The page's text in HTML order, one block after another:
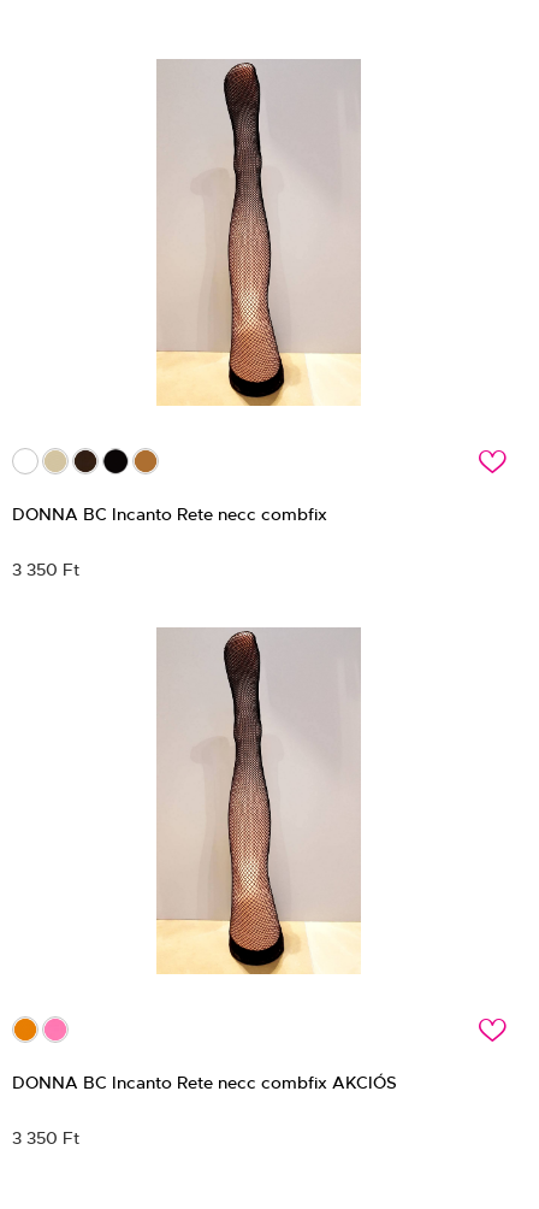
c
DONNA BC Incanto Rete necc combfix
3 350 Ft
c
DONNA BC Incanto Rete necc combfix AKCIÓS
3 350 Ft